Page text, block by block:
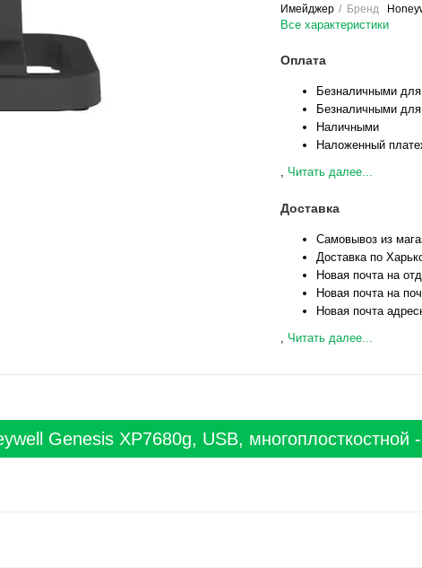
Имейджер
Бренд
Все характеристики
Оплата
Безналичными
Безналичными
Наличными
Наложенный
, Читать далее...
Доставка
Самовывоз из
Доставка по
Новая почта на
Новая почта на
Новая почта
, Читать далее...
Genesis XP7680g, USB, многоплосткостной